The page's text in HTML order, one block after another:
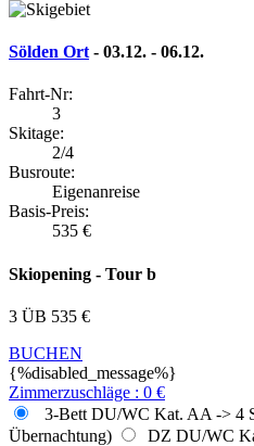
Sölden Ort - 03.12. - 06.12.
Fahrt-Nr:
3
Skitage:
2/4
Busroute:
Eigenanreise
Basis-Preis:
535 €
Skiopening - Tour b
3 ÜB 535 €
BUCHEN
{%disabled_message%}
Zimmerzuschläge : 0 €
3-Bett DU/WC Kat. AA -> 4
Übernachtung)
DZ DU/WC